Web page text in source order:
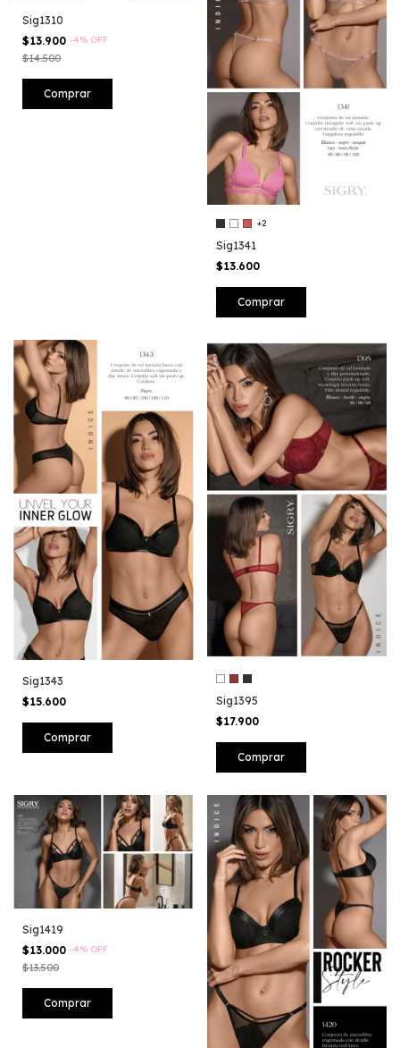
Sig1310
$13.900 -4% OFF
$14.500
Comprar
+2
Sig1341
$13.600
Comprar
Sig1343
$15.600
Comprar
Sig1395
$17.900
Comprar
Sig1419
$13.000 -4% OFF
$13.500
Comprar